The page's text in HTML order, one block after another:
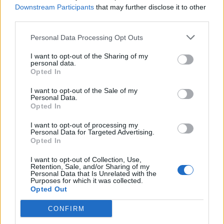
Downstream Participants that may further disclose it to other
Personal Data Processing Opt Outs
I want to opt-out of the Sharing of my
personal data.
Opted In
I want to opt-out of the Sale of my
Personal Data.
Opted In
I want to opt-out of processing my
Personal Data for Targeted Advertising.
Opted In
I want to opt-out of Collection, Use,
Retention, Sale, and/or Sharing of my
Personal Data that Is Unrelated with the
Purposes for which it was collected.
Opted Out
CONFIRM
In evidenza